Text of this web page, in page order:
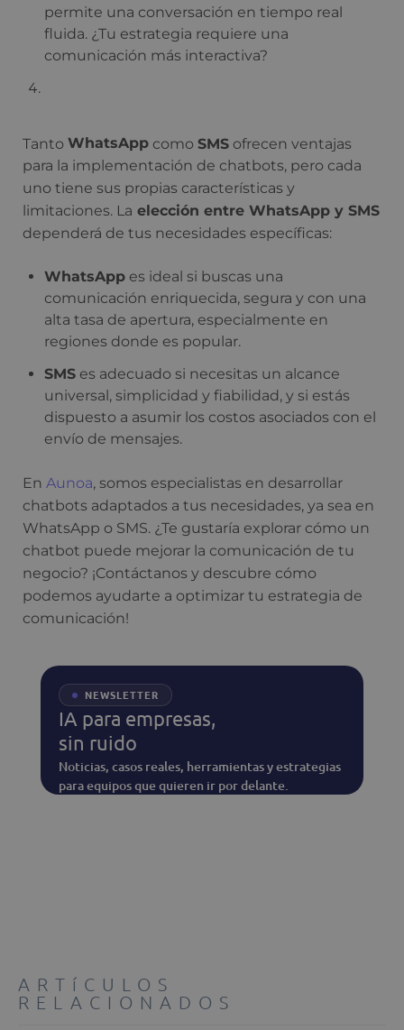
permite una conversación en tiempo real
fluida. ¿Tu estrategia requiere una
comunicación más interactiva?
Tanto WhatsApp como SMS ofrecen ventajas
para la implementación de chatbots, pero cada
uno tiene sus propias características y
limitaciones. La elección entre WhatsApp y SMS
dependerá de tus necesidades específicas:
WhatsApp es ideal si buscas una
comunicación enriquecida, segura y con una
alta tasa de apertura, especialmente en
regiones donde es popular.
SMS es adecuado si necesitas un alcance
universal, simplicidad y fiabilidad, y si estás
dispuesto a asumir los costos asociados con el
envío de mensajes.
En Aunoa, somos especialistas en desarrollar
chatbots adaptados a tus necesidades, ya sea en
WhatsApp o SMS. ¿Te gustaría explorar cómo un
chatbot puede mejorar la comunicación de tu
negocio? ¡Contáctanos y descubre cómo
podemos ayudarte a optimizar tu estrategia de
comunicación!
NEWSLETTER
IA para empresas,
sin ruido
Noticias, casos reales, herramientas y estrategias
para equipos que quieren ir por delante.
ARTíCULOS
RELACIONADOS